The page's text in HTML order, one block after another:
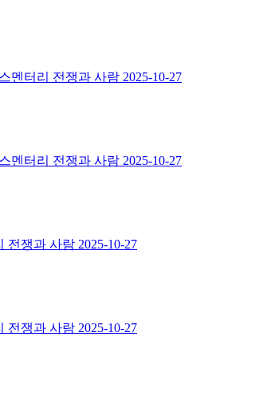
멘터리 전쟁과 사람 2025-10-27
멘터리 전쟁과 사람 2025-10-27
전쟁과 사람 2025-10-27
전쟁과 사람 2025-10-27